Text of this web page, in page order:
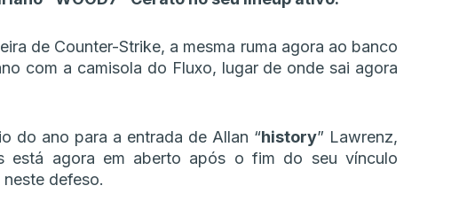
de Counter-Strike, a mesma ruma agora ao banco
com a camisola do Fluxo, lugar de onde sai agora
do ano para a entrada de Allan “⁠history⁠” Lawrenz,
está agora em aberto após o fim do seu vínculo
defeso.